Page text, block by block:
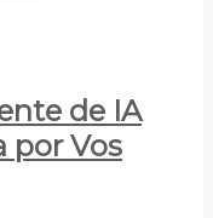
de IA
por Vos